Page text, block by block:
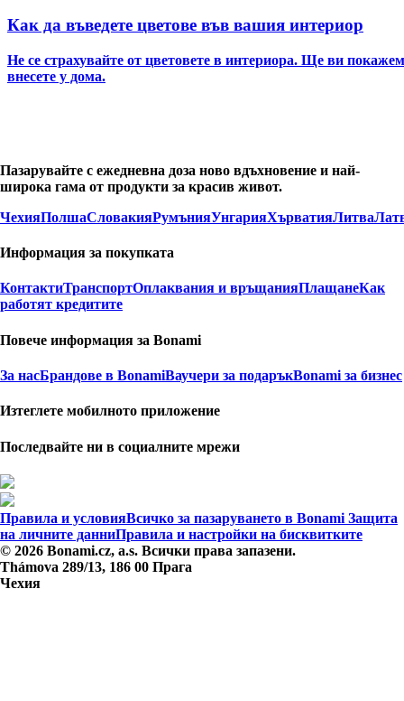
Как да въведете цветове във вашия интериор
Не се страхувайте от цветовете в интериора. Ще ви
внесете у дома.
Пазарувайте с ежедневна доза ново вдъхновение и най-
широка гама от продукти за красив живот.
ЧехияПолшаСловакияРумънияУнгарияХърватияЛитва
Информация за покупката
КонтактиТранспортОплаквания и връщанияПлащанеКак
работят кредитите
Повече информация за Bonami
За насБрандове в BonamiВаучери за подаръкBonami за бизнес
Изтеглете мобилното приложение
Последвайте ни в социалните мрежи
Правила и условияВсичко за пазаруването в Bonami Защита
на личните данниПравила и настройки на бисквитките
© 2026 Bonami.cz, a.s. Всички права запазени.
Thámova 289/13, 186 00 Прага
Чехия